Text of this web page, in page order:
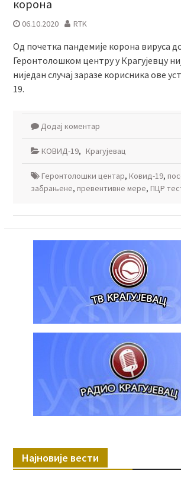
корона
06.10.2020 RTK
Од почетка пандемије корона вируса
Геронтолошком центру у Крагујевцу
ниједан случај заразе корисника ове
19.
Додај коментар
КОВИД-19, Крагујевац
Геронтолошки центар, Ковид-19,
забрањене, превентивнe мерe, ПЦР
Најновије вести